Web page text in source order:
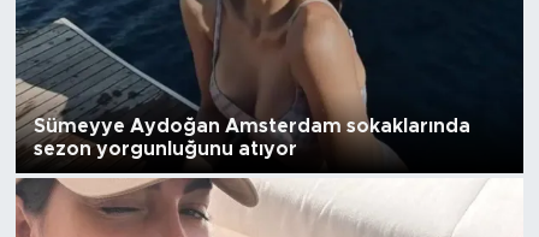
Sümeyye Aydoğan Amsterdam sokaklarında
sezon yorgunluğunu atıyor